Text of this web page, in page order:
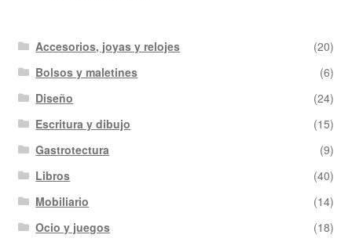
Accesorios, joyas y relojes
(20)
Bolsos y maletines
(6)
Diseño
(24)
Escritura y dibujo
(15)
Gastrotectura
(9)
Libros
(40)
Mobiliario
(14)
Ocio y juegos
(18)